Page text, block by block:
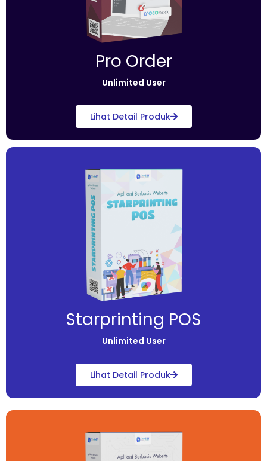
Pro Order
Unlimited User
Lihat Detail Produk
Starprinting POS
Unlimited User
Lihat Detail Produk